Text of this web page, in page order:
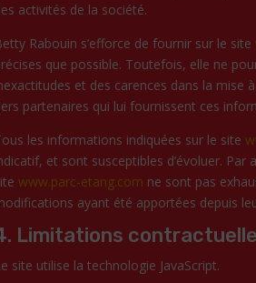
activités de la société.
Rabouin s’efforce de fournir sur le site
que possible. Toutefois, elle ne
et des carences dans la mise
partenaires qui lui fournissent ces
les informations indiquées sur le site
et sont susceptibles d’évoluer.
www.parc-etang.com ne sont pas
ayant été apportées depuis
Limitations
site utilise la technologie JavaScript.